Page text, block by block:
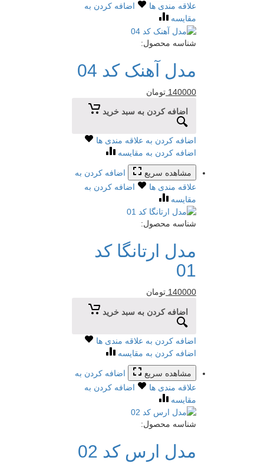
علاقه مندی ها
اضافه کردن به
مقایسه
شناسه محصول:
مدل آهنک کد 04
140000 تومان
اضافه کردن به سبد خرید
اضافه کردن به علاقه مندی ها
اضافه کردن به مقایسه
مشاهده سریع
اضافه کردن به
علاقه مندی ها
اضافه کردن به
مقایسه
شناسه محصول:
مدل ارتانگا کد
01
140000 تومان
اضافه کردن به سبد خرید
اضافه کردن به علاقه مندی ها
اضافه کردن به مقایسه
مشاهده سریع
اضافه کردن به
علاقه مندی ها
اضافه کردن به
مقایسه
شناسه محصول:
مدل ارس کد 02